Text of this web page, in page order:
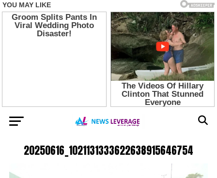
20250616_1021131333622638915646754